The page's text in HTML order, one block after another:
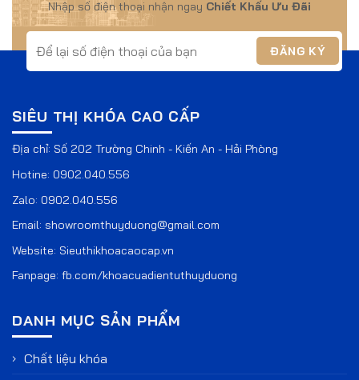
Nhập số điện thoại nhận ngay Chiết Khấu Ưu Đãi
SIÊU THỊ KHÓA CAO CẤP
Địa chỉ: Số 202 Trường Chinh - Kiến An - Hải Phòng
Hotine: 0902.040.556
Zalo: 0902.040.556
Email: showroomthuyduong@gmail.com
Website: Sieuthikhoacaocap.vn
Fanpage: fb.com/khoacuadientuthuyduong
DANH MỤC SẢN PHẨM
Chất liệu khóa